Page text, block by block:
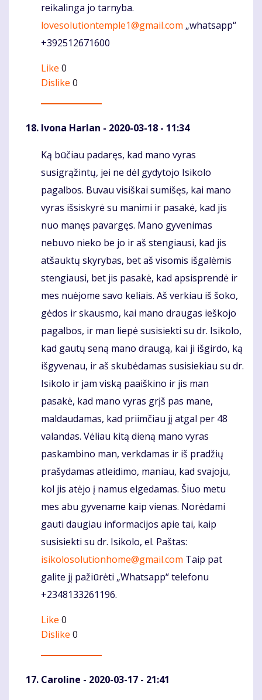
reikalinga jo tarnyba.
lovesolutiontemple1@gmail.com „whatsapp“
+392512671600
Like 0
Dislike 0
Ivona Harlan - 2020-03-18 - 11:34
Komentaras
Ką būčiau padaręs, kad mano vyras
susigrąžintų, jei ne dėl gydytojo Isikolo
pagalbos. Buvau visiškai sumišęs, kai mano
vyras išsiskyrė su manimi ir pasakė, kad jis
nuo manęs pavargęs. Mano gyvenimas
nebuvo nieko be jo ir aš stengiausi, kad jis
atšauktų skyrybas, bet aš visomis išgalėmis
stengiausi, bet jis pasakė, kad apsisprendė ir
mes nuėjome savo keliais. Aš verkiau iš šoko,
gėdos ir skausmo, kai mano draugas ieškojo
pagalbos, ir man liepė susisiekti su dr. Isikolo,
kad gautų seną mano draugą, kai ji išgirdo, ką
išgyvenau, ir aš skubėdamas susisiekiau su dr.
Isikolo ir jam viską paaiškino ir jis man
pasakė, kad mano vyras grįš pas mane,
maldaudamas, kad priimčiau jį atgal per 48
valandas. Vėliau kitą dieną mano vyras
paskambino man, verkdamas ir iš pradžių
prašydamas atleidimo, maniau, kad svajoju,
kol jis atėjo į namus elgedamas. Šiuo metu
mes abu gyvename kaip vienas. Norėdami
gauti daugiau informacijos apie tai, kaip
susisiekti su dr. Isikolo, el. Paštas:
isikolosolutionhome@gmail.com Taip pat
galite jį pažiūrėti „Whatsapp“ telefonu
+2348133261196.
Like 0
Dislike 0
Caroline - 2020-03-17 - 21:41